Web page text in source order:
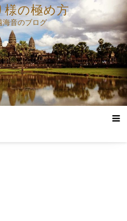
様の極め方
海音のブログ